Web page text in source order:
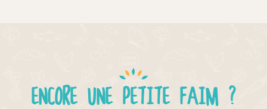
ENCORE UNE PETITE FAIM ?